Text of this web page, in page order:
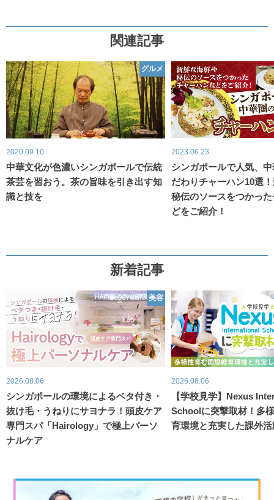
関連記事
グルメ
2020.09.10
中華文化が色濃いシンガポールで伝統
茶芸を習おう。茶の旨味を引き出す知
識と技を
2023.06.23
シンガポールで人気、
だわりチャーハン10選
秘伝のソースをつかっ
どをご紹介！
新着記事
美容
2026.08.06
シンガポールの環境によるベタ付き・
抜け毛・うねりにサヨナラ！頭皮ケア
専門スパ「Hairology」で極上パーソ
ナルケア
2026.08.06
【学校見学】Nexus
Schoolに突撃取材！多
育環境と充実した課外